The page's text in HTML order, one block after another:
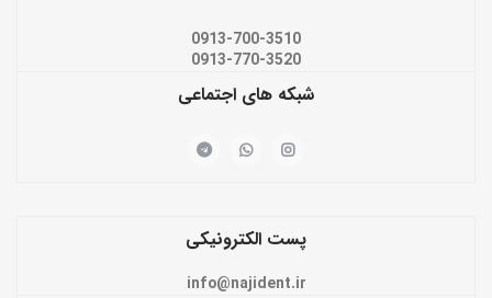
0913-700-3510
0913-770-3520
شبکه های اجتماعی
پست الکترونیکی
info@najident.ir